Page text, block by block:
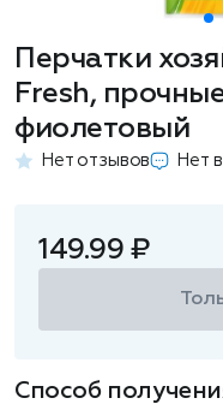
Перчатки
Fresh,
фиолетовый
Нет отзывов Нет
149.99 ₽
Способ